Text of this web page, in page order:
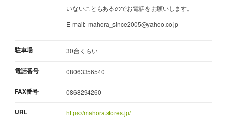
いないこともあるのでお電話をお願いします。
E-mail: mahora_since2005@yahoo.co.jp
駐車場 30台くらい
電話番号 08063356540
FAX番号 0868294260
URL https://mahora.stores.jp/